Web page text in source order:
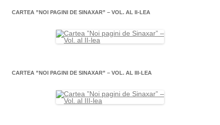
CARTEA ”NOI PAGINI DE SINAXAR” – VOL. AL II-LEA
CARTEA ”NOI PAGINI DE SINAXAR” – VOL. AL III-LEA